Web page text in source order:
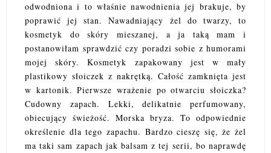
odwodniona i to właśnie nawodnienia jej brakuje, by
poprawić jej stan. Nawadniający żel do twarzy, to
kosmetyk do skóry mieszanej, a ja taką mam i
postanowiłam sprawdzić czy poradzi sobie z humorami
mojej skóry. Kosmetyk zapakowany jest w mały
plastikowy słoiczek z nakrętką. Całość zamknięta jest
w kartonik. Pierwsze wrażenie po otwarciu słoiczka?
Cudowny zapach. Lekki, delikatnie perfumowany,
obiecujący świeżość. Morska bryza. To odpowiednie
określenie dla tego zapachu. Bardzo cieszę się, że żel
ma taki sam zapach jak balsam z tej serii, bo naprawdę